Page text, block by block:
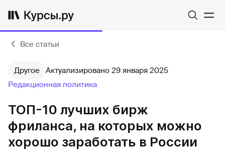
Все статьи
Другое Актуализировано 29 января 2025
Редакционная политика
ТОП-10 лучших бирж
фриланса, на которых можно
хорошо заработать в России